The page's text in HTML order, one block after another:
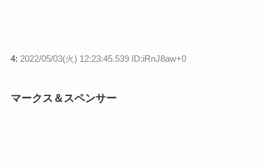
4: 2022/05/03(火) 12:23:45.539 ID:iRnJ8aw+0
マークス＆スペンサー